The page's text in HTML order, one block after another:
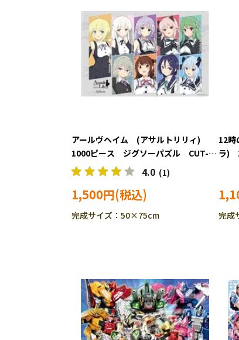
アールヴヘイム (アサルトリリィ)
1000ピース ジグソーパズル CUT-
1000-091
4.0 (1)
1,500円
完成サイズ：50×75cm
12
ラ)
完成